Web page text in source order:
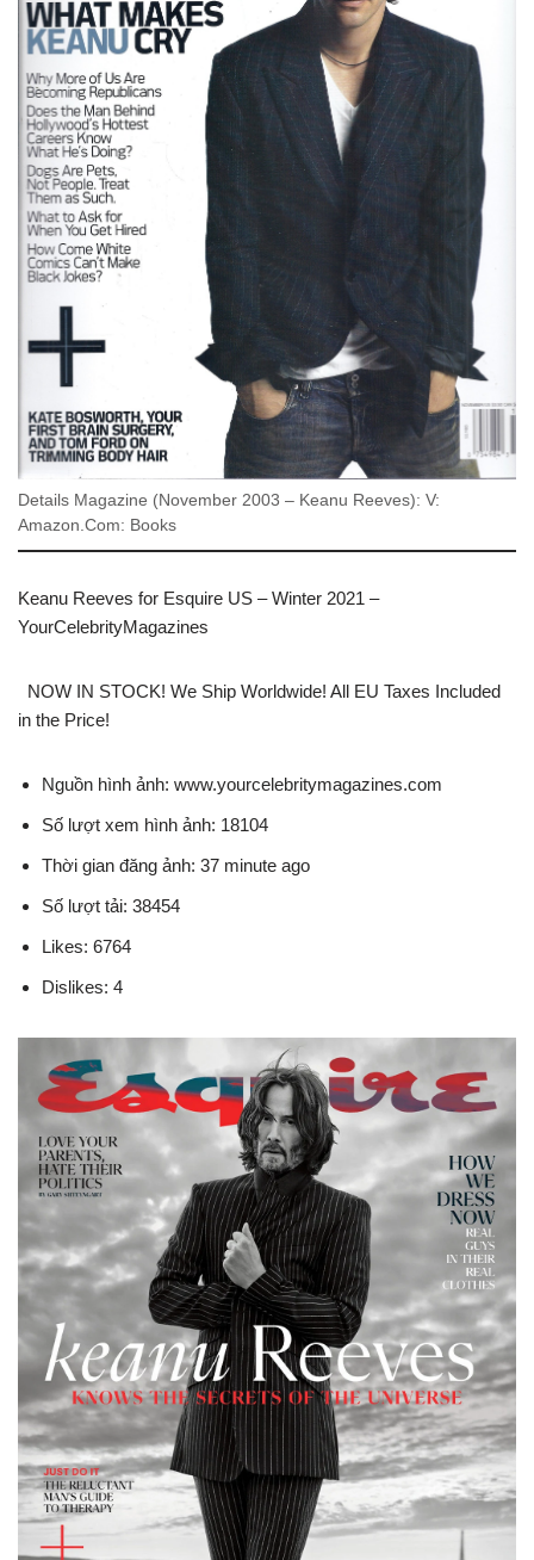
Details Magazine (November 2003 – Keanu Reeves): V:
Amazon.Com: Books
Keanu Reeves for Esquire US – Winter 2021 –
YourCelebrityMagazines
NOW IN STOCK! We Ship Worldwide! All EU Taxes Included
in the Price!
Nguồn hình ảnh: www.yourcelebritymagazines.com
Số lượt xem hình ảnh: 18104
Thời gian đăng ảnh: 37 minute ago
Số lượt tải: 38454
Likes: 6764
Dislikes: 4